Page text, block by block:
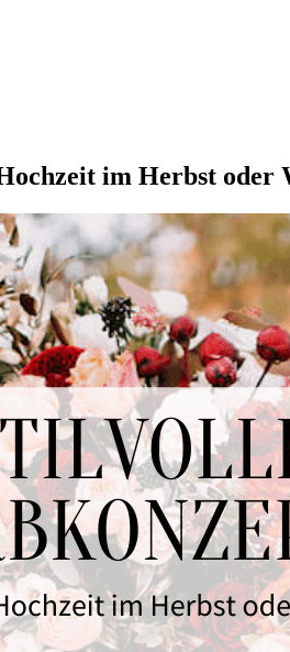
im Herbst oder